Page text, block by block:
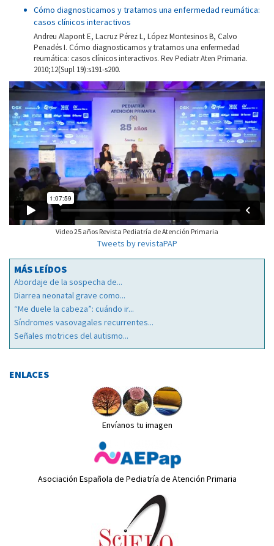
Cómo diagnosticamos y tratamos una enfermedad reumática:
casos clínicos interactivos
Andreu Alapont E, Lacruz Pérez L, López Montesinos B, Calvo
Penadés I. Cómo diagnosticamos y tratamos una enfermedad
reumática: casos clínicos interactivos. Rev Pediatr Aten Primaria.
2010;12(Supl 19):s191-s200.
Video 25 años Revista Pediatría de Atención Primaria
Tweets by revistaPAP
MÁS LEÍDOS
Abordaje de la sospecha de...
Diarrea neonatal grave como...
“Me duele la cabeza”: cuándo ir...
Síndromes vasovagales recurrentes...
Señales motrices del autismo...
ENLACES
Envíanos tu imagen
Asociación Española de Pediatría de Atención Primaria